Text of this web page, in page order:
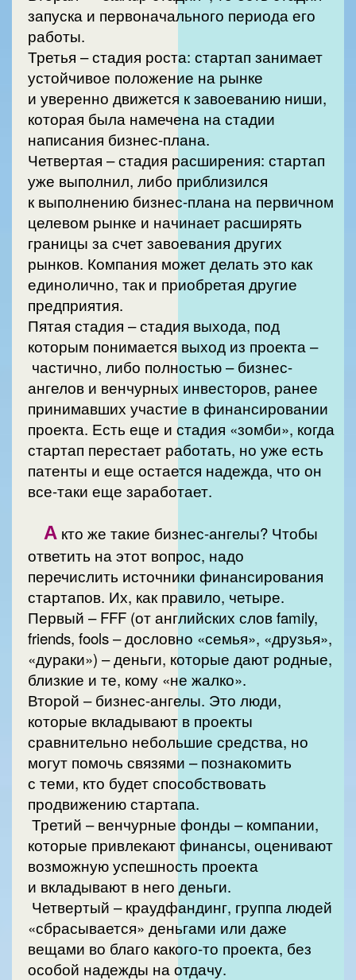
запуска и первоначального периода его
работы.
Третья – стадия роста: стартап занимает
устойчивое положение на рынке
и уверенно движется к завоеванию ниши,
которая была намечена на стадии
написания бизнес-плана.
Четвертая – стадия расширения: стартап
уже выполнил, либо приблизился
к выполнению бизнес-плана на первичном
целевом рынке и начинает расширять
границы за счет завоевания других
рынков. Компания может делать это как
единолично, так и приобретая другие
предприятия.
Пятая стадия – стадия выхода, под
которым понимается выход из проекта –
частично, либо полностью – бизнес-
ангелов и венчурных инвесторов, ранее
принимавших участие в финансировании
проекта. Есть еще и стадия «зомби», когда
стартап перестает работать, но уже есть
патенты и еще остается надежда, что он
все-таки еще заработает.
А кто же такие бизнес-ангелы? Чтобы
ответить на этот вопрос, надо
перечислить источники финансирования
стартапов. Их, как правило, четыре.
Первый – FFF (от английских слов family,
friends, fools – дословно «семья», «друзья»,
«дураки») – деньги, которые дают родные,
близкие и те, кому «не жалко».
Второй – бизнес-ангелы. Это люди,
которые вкладывают в проекты
сравнительно небольшие средства, но
могут помочь связями – познакомить
с теми, кто будет способствовать
продвижению стартапа.
Третий – венчурные фонды – компании,
которые привлекают финансы, оценивают
возможную успешность проекта
и вкладывают в него деньги.
Четвертый – краудфандинг, группа людей
«сбрасывается» деньгами или даже
вещами во благо какого-то проекта, без
особой надежды на отдачу.